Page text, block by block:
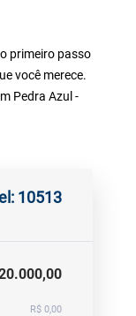
primeiro passo
você merece.
Pedra Azul -
10513
R$ 0,00